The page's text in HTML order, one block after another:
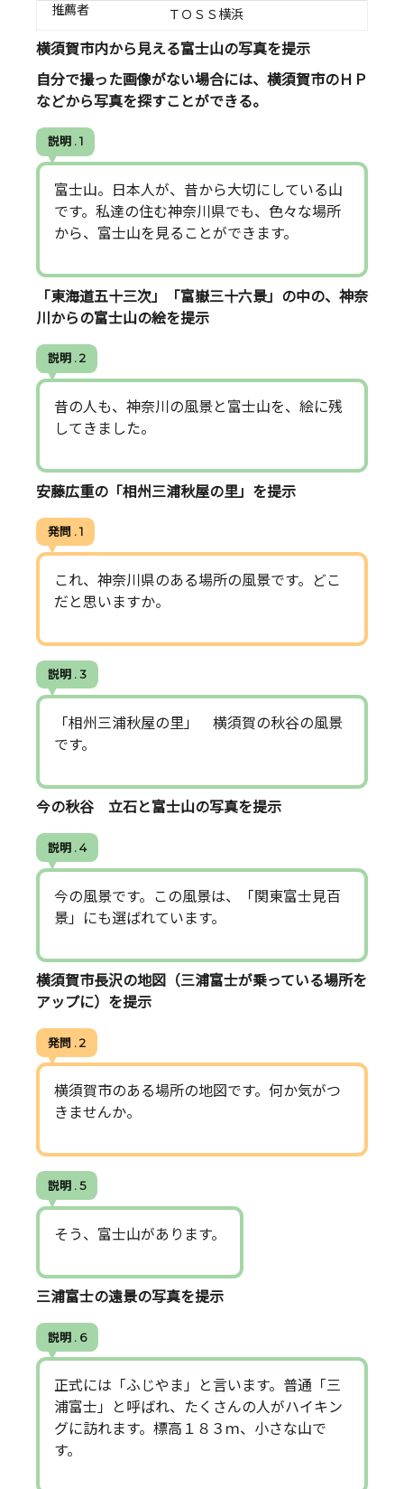
推薦者 ＴＯＳＳ横浜
横須賀市内から見える富士山の写真を提示
自分で撮った画像がない場合には、横須賀市のＨＰ
などから写真を探すことができる。
説明 . 1
富士山。日本人が、昔から大切にしている山
です。私達の住む神奈川県でも、色々な場所
から、富士山を見ることができます。
「東海道五十三次」「富嶽三十六景」の中の、神奈
川からの富士山の絵を提示
説明 . 2
昔の人も、神奈川の風景と富士山を、絵に残
してきました。
安藤広重の「相州三浦秋屋の里」を提示
発問 . 1
これ、神奈川県のある場所の風景です。どこ
だと思いますか。
説明 . 3
「相州三浦秋屋の里」 横須賀の秋谷の風景
です。
今の秋谷 立石と富士山の写真を提示
説明 . 4
今の風景です。この風景は、「関東富士見百
景」にも選ばれています。
横須賀市長沢の地図（三浦富士が乗っている場所を
アップに）を提示
発問 . 2
横須賀市のある場所の地図です。何か気がつ
きませんか。
説明 . 5
そう、富士山があります。
三浦富士の遠景の写真を提示
説明 . 6
正式には「ふじやま」と言います。普通「三
浦富士」と呼ばれ、たくさんの人がハイキン
グに訪れます。標高１８３ｍ、小さな山で
す。